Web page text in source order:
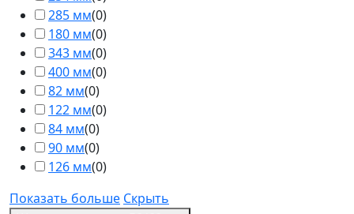
285 мм(0)
180 мм(0)
343 мм(0)
400 мм(0)
82 мм(0)
122 мм(0)
84 мм(0)
90 мм(0)
126 мм(0)
Показать больше Скрыть